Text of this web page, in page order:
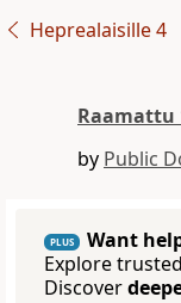
Heprealaisille 4
Raamattu
by Public
PLUS
Want
Explore
Discover